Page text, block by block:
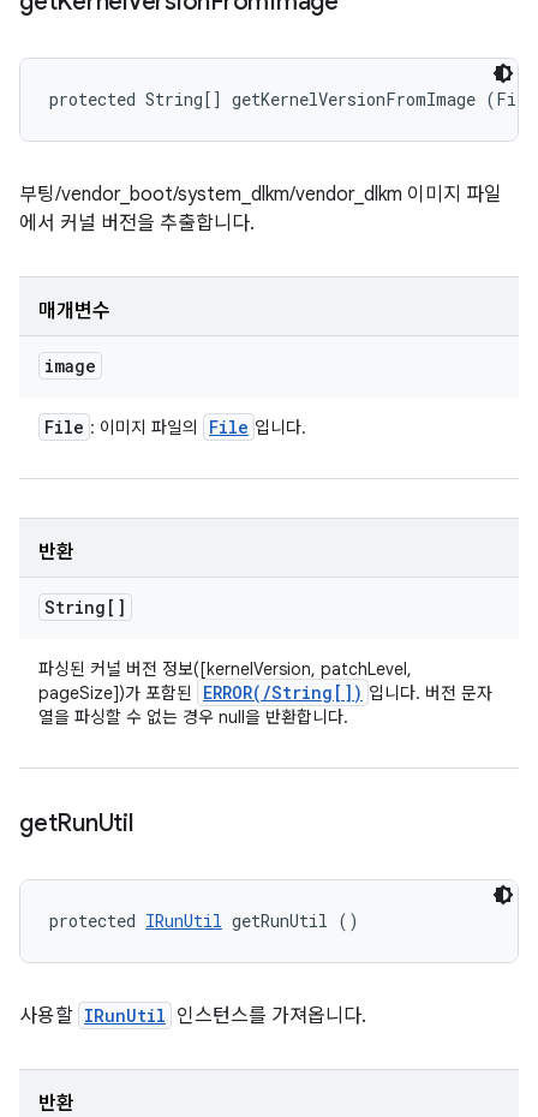
protected String[] getKernelVersionFromImage
부팅/vendor_boot/system_dlkm/vendor_dlkm 이미지 파일
에서 커널 버전을 추출합니다.
매개변수
image
File : 이미지 파일의 File 입니다.
반환
String[]
파싱된 커널 버전 정보([kernelVersion, patchLevel,
pageSize])가 포함된
ERROR( /String[]) 입니다. 버전 문자
열을 파싱할 수 없는 경우 null을 반환합니다.
getRunUtil
protected IRunUtil getRunUtil ()
사용할 IRunUtil 인스턴스를 가져옵니다.
반환